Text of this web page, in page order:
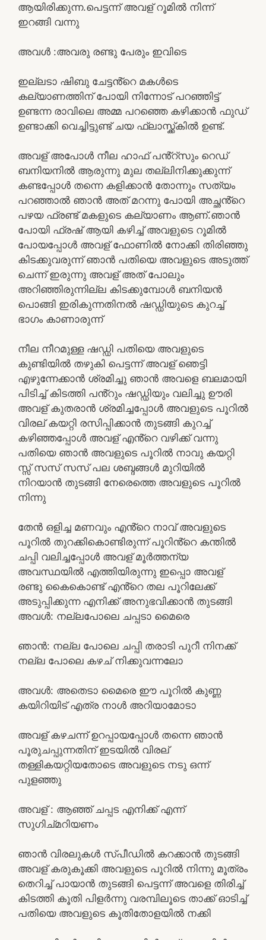
ആയിരിക്കുന്ന.പെട്ടന്ന് അവള് റൂമിൽ നിന്ന്
ഇറങ്ങി വന്നു
അവൾ :അവരു രണ്ടു പേരും ഇവിടെ
ഇല്ലടാ ഷിബു ചേട്ടൻ്റെ മകൾടെ
കല്യാണത്തിന് പോയി നിന്നോട് പറഞ്ഞിട്ട്
ഉണ്ടന്ന രാവിലെ അമ്മ പറഞ്ഞെ കഴിക്കാൻ ഫുഡ്
ഉണ്ടാക്കി വെച്ചിട്ടുണ്ട് ചയ ഫ്ലാസ്ക്ക്കിൽ ഉണ്ട്.
അവള് അപോൾ നീല ഹാഫ് പൻ്റ്‌സും റെഡ്
ബനിയനിൽ ആരുന്നു മുല തല്ലിനിക്കുക്കുന്ന്
കണ്ടപ്പോൾ തന്നെ കളിക്കാൻ തോന്നും സത്യം
പറഞ്ഞാൽ ഞാൻ അത് മറന്നു പോയി അച്ഛൻ്റെ
പഴയ ഫ്രണ്ട് മകളുടെ കല്യാണം ആണ്.ഞാൻ
പോയി ഫ്രഷ് ആയി കഴിച്ച് അവളുടെ റൂമിൽ
പോയപ്പോൾ അവള് ഫോണിൽ നോക്കി തിരിഞ്ഞു
കിടക്കുവരുന്ന് ഞാൻ പതിയെ അവളുടെ അടുത്ത്
ചെന്ന് ഇരുന്നു അവള് അത് പോലും
അറിഞ്ഞിരുന്നില്ല കിടക്കുമ്പോൾ ബനിയൻ
പൊങ്ങി ഇരികുന്നതിനൽ ഷഡ്ഡിയുടെ കുറച്ച്
ഭാഗം കാണാരുന്ന്
നീല നീറമുള്ള ഷഡ്ഡി പതിയെ അവളുടെ
കുണ്ടിയിൽ തഴുകി പെട്ടന്ന് അവള് ഞെട്ടി
എഴുന്നേക്കാൻ ശ്രമിച്ചു ഞാൻ അവളെ ബലമായി
പിടിച്ച് കിടത്തി പൻ്റും ഷഡ്ഡിയും വലിച്ചു ഊരി
അവള് കുതരാൻ ശ്രമിച്ചപ്പോൾ അവളുടെ പൂറിൽ
വിരല് കയറ്റി രസിപ്പിക്കാൻ തുടങ്ങി കുറച്ച്
കഴിഞ്ഞപ്പോൾ അവള് എൻ്റെ വഴിക്ക് വന്നു
പതിയെ ഞാൻ അവളുടെ പൂറിൽ നാവു കയറ്റി
സ്സ് സസ് സസ് പല ശബ്ദങ്ങൾ മുറിയിൽ
നിറയാൻ തുടങ്ങി നേരെത്തെ അവളുടെ പൂറിൽ
നിന്നു
തേൻ ഒളിച്ച മണവും എൻ്റെ നാവ് അവളുടെ
പൂറിൽ തുറക്കികൊണ്ടിരുന്ന് പൂറിൻ്റെ കന്തിൽ
ചപ്പി വലിച്ചപ്പോൾ അവള് മൂർത്തന്യ
അവസ്ഥയിൽ എത്തിയിരുന്നു ഇപ്പൊ അവള്
രണ്ടു കൈകൊണ്ട് എൻ്റെ തല പൂറിലേക്ക്
അടുപ്പിക്കുന്ന എനിക്ക് അനുഭവിക്കാൻ തുടങ്ങി
അവൾ: നല്ലപോലെ ചപ്പടാ മൈരെ
ഞാൻ: നല്ല പോലെ ചപ്പി തരാടി പുറീ നിനക്ക്
നല്ല പോലെ കഴച് നിക്കുവന്നലോ
അവൾ: അതെടാ മൈരെ ഈ പൂറിൽ കുണ്ണ
കയിറിയിട് എത്ര നാൾ അറിയാമോടാ
അവള് കഴചന്ന് ഉറപ്പായപ്പോൾ തന്നെ ഞാൻ
പൂരുചപ്പുന്നതിന് ഇടയിൽ വിരല്
തള്ളികയറ്റിയതോടെ അവളുടെ നടു ഒന്ന്
പുളഞ്ഞു
അവള് : ആഞ്ഞ് ചപ്പട എനിക്ക് എന്ന്
സുഗിച്മറിയണം
ഞാൻ വിരലുകൾ സ്പീഡിൽ കറക്കാൻ തുടങ്ങി
അവള് കരുകൂക്കി അവളുടെ പൂറിൽ നിന്നു മൂത്രം
തെറിച്ച് പായാൻ തുടങ്ങി പെട്ടന്ന് അവളെ തിരിച്ച്
കിടത്തി കൂതി പിളർന്നു വരമ്പിലൂടെ താക്ക് ഓടിച്ച്
പതിയെ അവളുടെ കൂതിതോളയിൽ നക്കി